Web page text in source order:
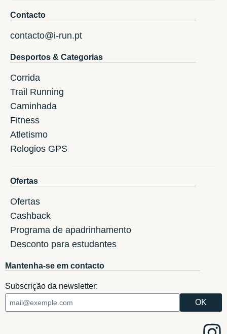
Contacto
contacto@i-run.pt
Desportos & Categorias
Corrida
Trail Running
Caminhada
Fitness
Atletismo
Relogios GPS
Ofertas
Ofertas
Cashback
Programa de apadrinhamento
Desconto para estudantes
Mantenha-se em contacto
Subscrição da newsletter: